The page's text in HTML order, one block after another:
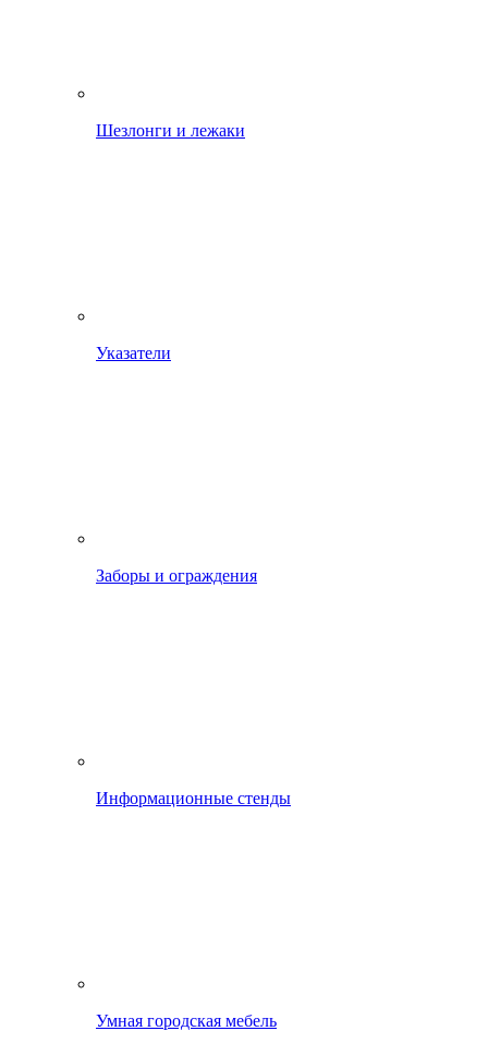
Шезлонги и лежаки
Указатели
Заборы и ограждения
Информационные стенды
Умная городская мебель